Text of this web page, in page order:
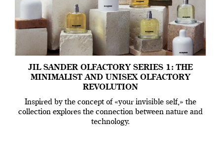
JIL SANDER OLFACTORY SERIES 1: THE
MINIMALIST AND UNISEX OLFACTORY
REVOLUTION
Inspired by the concept of «your invisible self,» the
collection explores the connection between nature and
technology.